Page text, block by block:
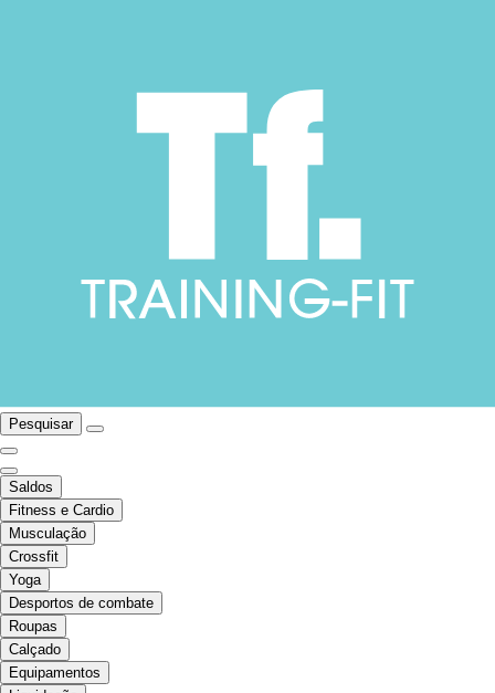
Pesquisar
Saldos
Fitness e Cardio
Musculação
Crossfit
Yoga
Desportos de combate
Roupas
Calçado
Equipamentos